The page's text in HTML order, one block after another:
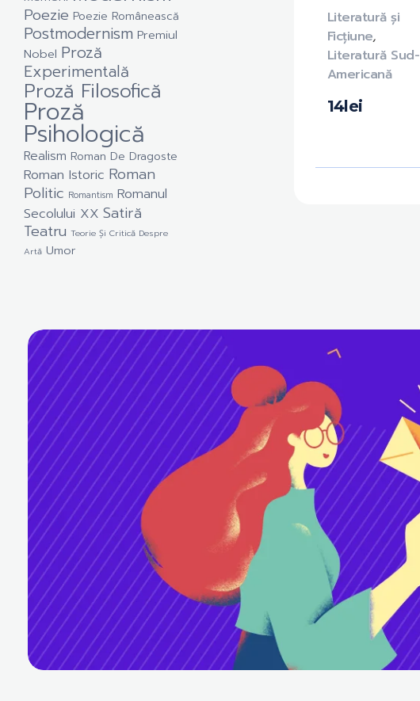
14lei
Literatură și
Ficțiune,
Literatură Sud-
Americană
Poezie Poezie Românească
Postmodernism Premiul
Nobel Proză
Experimentală
Proză Filosofică
Proză
Psihologică
Realism Roman De Dragoste
Roman Istoric Roman
Politic Romantism Romanul
Secolului XX Satiră
Teatru Teorie Și Critică Despre
Artă Umor